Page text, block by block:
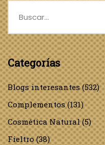
Categorías
Blogs interesantes(532)
Complementos(131)
Cosmética Natural(5)
Fieltro(38)